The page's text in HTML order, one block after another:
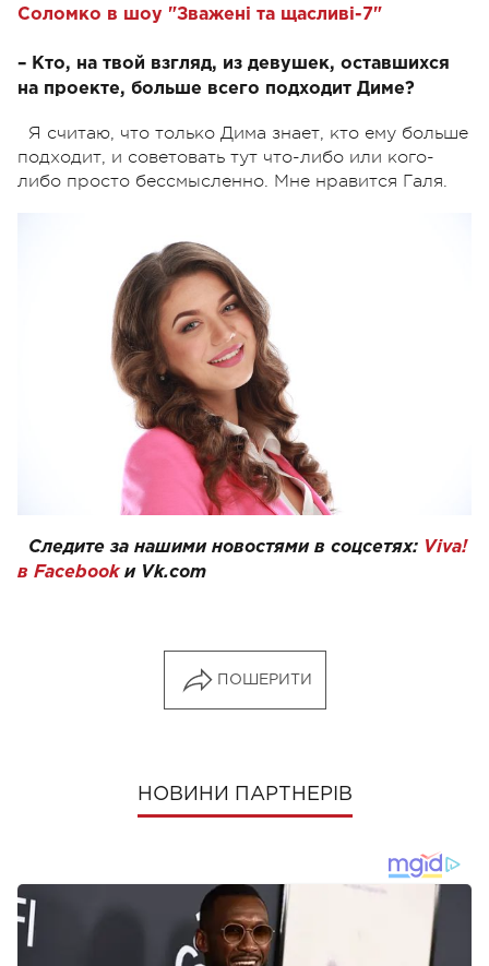
Соломко в шоу "Зважені та щасливі-7"
– Кто, на твой взгляд, из девушек, оставшихся
на проекте, больше всего подходит Диме?
Я считаю, что только Дима знает, кто ему больше
подходит, и советовать тут что-либо или кого-
либо просто бессмысленно. Мне нравится Галя.
Следите за нашими новостями в соцсетях: Viva!
в Facebookи Vk.com
ПОШЕРИТИ
НОВИНИ ПАРТНЕРІВ